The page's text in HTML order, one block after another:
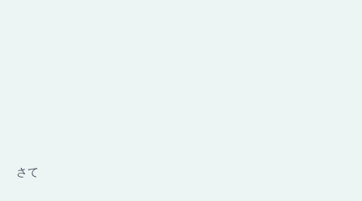
さて